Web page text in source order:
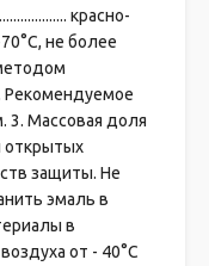
красно-
70°С, не более
4. Рекомендуемое
3. Массовая доля
открытых
защиты. Не
эмаль в
в
от - 40°С